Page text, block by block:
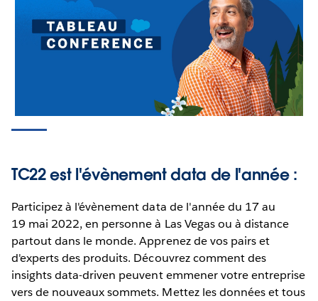
TC22 est l'évènement data de l'année :
Participez à l'évènement data de l'année du 17 au
19 mai 2022, en personne à Las Vegas ou à distance
partout dans le monde. Apprenez de vos pairs et
d'experts des produits. Découvrez comment des
insights data-driven peuvent emmener votre entreprise
vers de nouveaux sommets. Mettez les données et tous